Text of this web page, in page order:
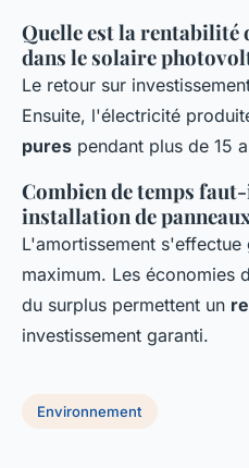
Quelle est la rentabilité
dans le solaire
Le retour sur
Ensuite, l'électricité
pures pendant plus de 15
Combien de temps
installation de
L'amortissement s'effectue
maximum. Les économies
du surplus permettent un
investissement garanti.
Environnement